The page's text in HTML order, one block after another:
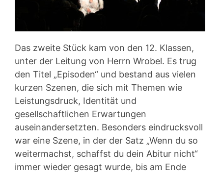
Das zweite Stück kam von den 12. Klassen,
unter der Leitung von Herrn Wrobel. Es trug
den Titel „Episoden“ und bestand aus vielen
kurzen Szenen, die sich mit Themen wie
Leistungsdruck, Identität und
gesellschaftlichen Erwartungen
auseinandersetzten. Besonders eindrucksvoll
war eine Szene, in der der Satz „Wenn du so
weitermachst, schaffst du dein Abitur nicht“
immer wieder gesagt wurde, bis am Ende